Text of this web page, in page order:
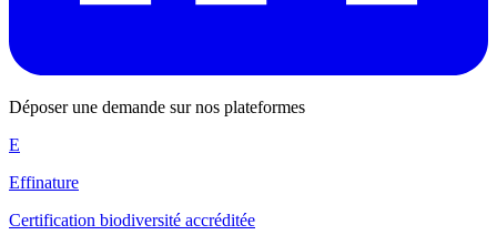
Déposer une demande sur nos plateformes
E
Effinature
Certification biodiversité accréditée